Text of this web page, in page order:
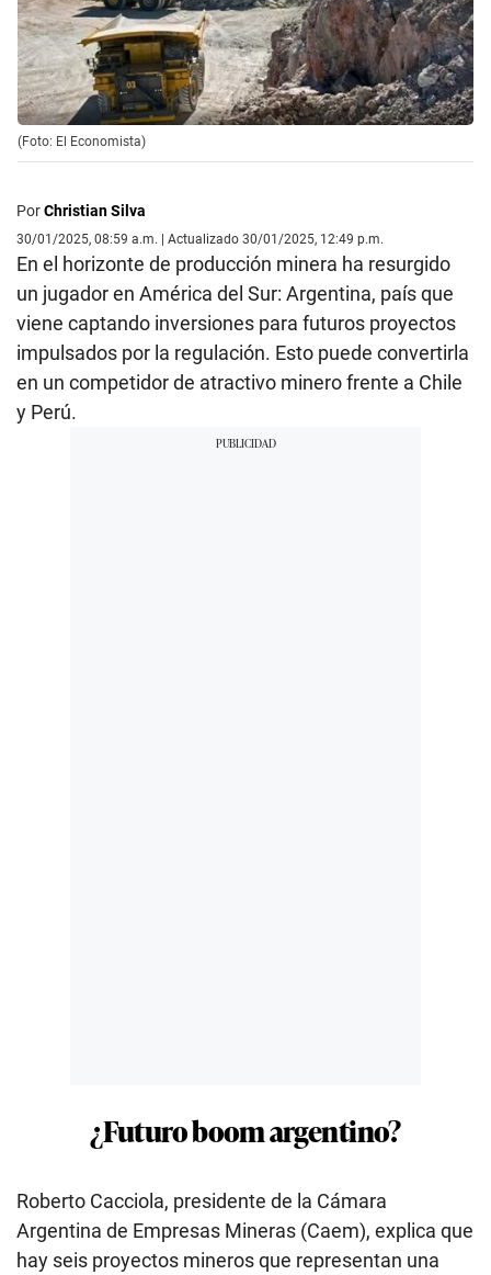
(Foto: El Economista)
PorChristian Silva
30/01/2025, 08:59 a.m. | Actualizado 30/01/2025, 12:49 p.m.
En el horizonte de producción minera ha resurgido
un jugador en América del Sur: Argentina, país que
viene captando inversiones para futuros proyectos
impulsados por la regulación. Esto puede convertirla
en un competidor de atractivo minero frente a Chile
y Perú.
¿Futuro boom argentino?
Roberto Cacciola, presidente de la Cámara
Argentina de Empresas Mineras (Caem), explica que
hay seis proyectos mineros que representan una